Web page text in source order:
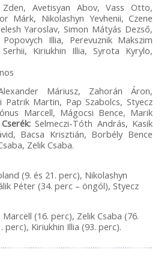
Avetisyan Abov, Vass Otto,
Márk, Nikolashyn Yevhenii, Czene
Yaroslav, Simon Mátyás Dezső,
Illia, Perevuznik Makszim
Kiriukhin Illia, Syrota Kyrylo,
Máriusz, Zahorán Áron,
Patrik Martin, Pap Szabolcs, Styecz
Marcell, Mágocsi Bence, Marik
Cserék: Selmeczi-Tóth András, Kasik
Bacsa Krisztián, Borbély Bence
Zelik Csaba.
(9. és 21. perc), Nikolashyn
Péter (34. perc – öngól), Styecz
(16. perc), Zelik Csaba (76.
perc), Kiriukhin Illia (93. perc).